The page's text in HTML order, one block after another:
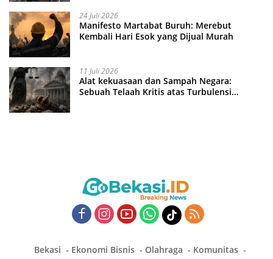
24 Juli 2026
Manifesto Martabat Buruh: Merebut
Kembali Hari Esok yang Dijual Murah
11 Juli 2026
Alat kekuasaan dan Sampah Negara:
Sebuah Telaah Kritis atas Turbulensi
Bekasi Ekonomi Bisnis Olahraga
Komunitas